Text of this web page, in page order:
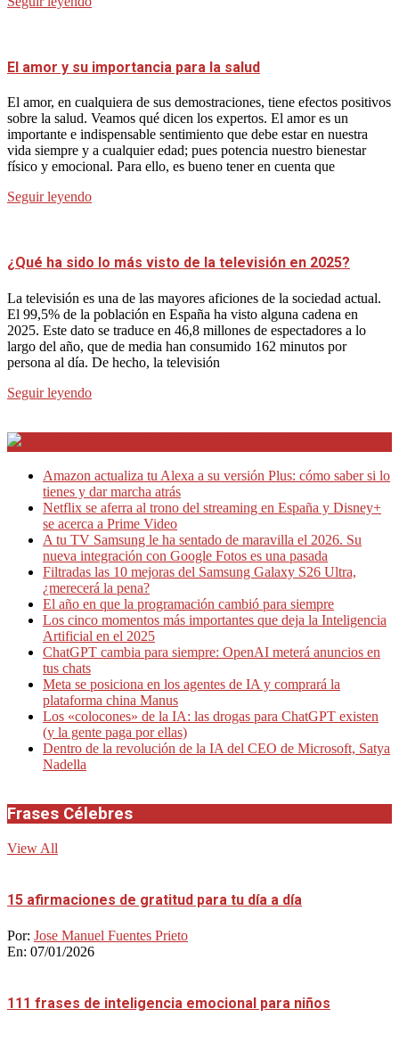
El amor y su importancia para la salud
El amor, en cualquiera de sus demostraciones, tiene efectos positivos
sobre la salud. Veamos qué dicen los expertos. El amor es un
importante e indispensable sentimiento que debe estar en nuestra
vida siempre y a cualquier edad; pues potencia nuestro bienestar
físico y emocional. Para ello, es bueno tener en cuenta que
Seguir leyendo
¿Qué ha sido lo más visto de la televisión en 2025?
La televisión es una de las mayores aficiones de la sociedad actual.
El 99,5% de la población en España ha visto alguna cadena en
2025. Este dato se traduce en 46,8 millones de espectadores a lo
largo del año, que de media han consumido 162 minutos por
persona al día. De hecho, la televisión
Seguir leyendo
Amazon actualiza tu Alexa a su versión Plus: cómo saber si lo
tienes y dar marcha atrás
Netflix se aferra al trono del streaming en España y Disney+
se acerca a Prime Video
A tu TV Samsung le ha sentado de maravilla el 2026. Su
nueva integración con Google Fotos es una pasada
Filtradas las 10 mejoras del Samsung Galaxy S26 Ultra,
¿merecerá la pena?
El año en que la programación cambió para siempre
Los cinco momentos más importantes que deja la Inteligencia
Artificial en el 2025
ChatGPT cambia para siempre: OpenAI meterá anuncios en
tus chats
Meta se posiciona en los agentes de IA y comprará la
plataforma china Manus
Los «colocones» de la IA: las drogas para ChatGPT existen
(y la gente paga por ellas)
Dentro de la revolución de la IA del CEO de Microsoft, Satya
Nadella
Frases Célebres
View All
15 afirmaciones de gratitud para tu día a día
Por: Jose Manuel Fuentes Prieto
En: 07/01/2026
111 frases de inteligencia emocional para niños